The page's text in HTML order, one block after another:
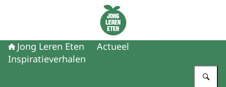
Naar de homepage van Jong Leren Eten
Jong Leren Eten
Actueel
Inspiratieverhalen